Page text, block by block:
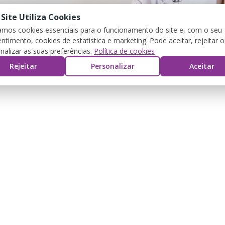
Site Utiliza Cookies
cookies essenciais para o funcionamento do site e, com o seu
cookies de estatística e marketing. Pode aceitar, rejeitar
as suas preferências. Política de cookies
Rejeitar
Personalizar Aceitar